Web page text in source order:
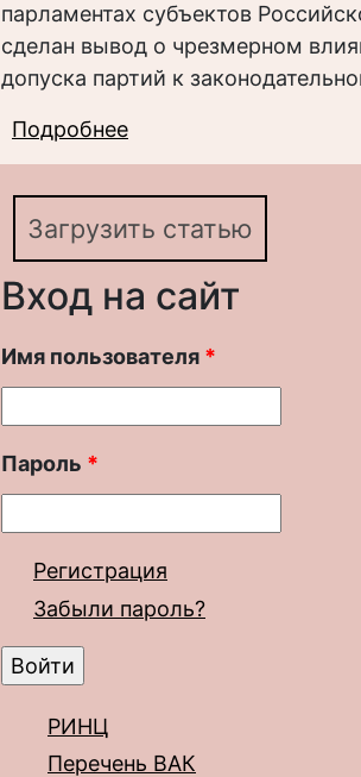
парламентах субъектов
сделан вывод о чрезмерном
допуска партий к
Подробнее
политических
Федерации
Загрузить статью
Вход на сайт
Имя пользователя *
Пароль *
Регистрация
Забыли пароль?
РИНЦ
Перечень ВАК